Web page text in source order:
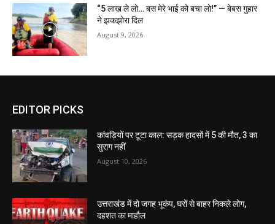
“5 लाख ले लो… बस मेरे भाई को बचा लो!” — बेबस गुहार
ने झकझोरा दिल
August 9, 2026
EDITOR PICKS
कांवड़ियों पर टूटा काल: सड़क हादसों में 5 की मौत, 3 का
सुराग नहीं
August 10, 2026
उत्तराखंड में दो जगह भूकंप, घरों से बाहर निकले लोग,
दहशत का माहौल